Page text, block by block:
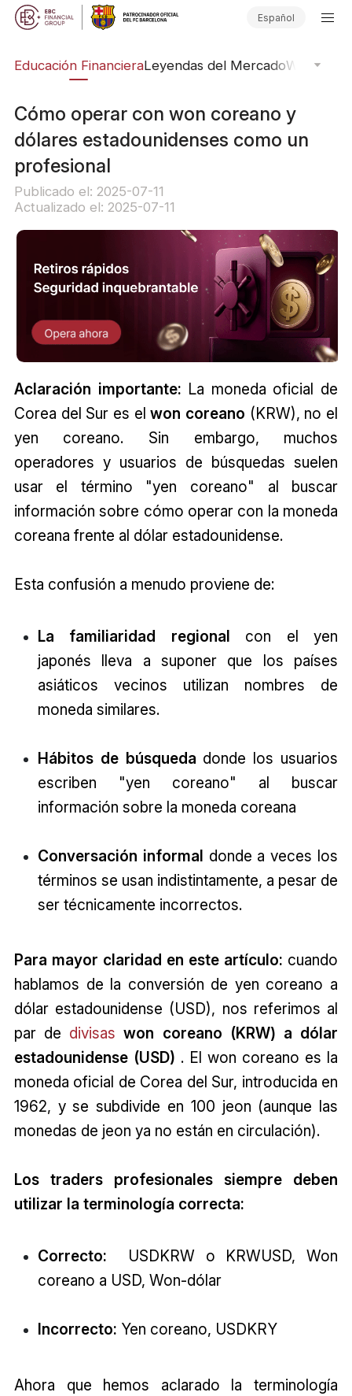
Español
Educación FinancieraLeyendas del MercadoWebinars
Cómo operar con won coreano y
dólares estadounidenses como un
profesional
Publicado el: 2025-07-11
Actualizado el: 2025-07-11
Aclaración importante: La moneda oficial de
Corea del Sur es elwon coreano (KRW), no el
yen coreano. Sin embargo, muchos
operadores y usuarios de búsquedas suelen
usar el término "yen coreano" al buscar
información sobre cómo operar con la moneda
coreana frente al dólar estadounidense.
Esta confusión a menudo proviene de:
La familiaridad regional con el yen
japonés lleva a suponer que los países
asiáticos vecinos utilizan nombres de
moneda similares.
Hábitos de búsqueda donde los usuarios
escriben "yen coreano" al buscar
información sobre la moneda coreana
Conversación informal donde a veces los
términos se usan indistintamente, a pesar de
ser técnicamente incorrectos.
Para mayor claridad en este artículo: cuando
hablamos de la conversión de yen coreano a
dólar estadounidense (USD), nos referimos al
par de divisas won coreano (KRW) a dólar
estadounidense (USD) . El won coreano es la
moneda oficial de Corea del Sur, introducida en
1962, y se subdivide en 100 jeon (aunque las
monedas de jeon ya no están en circulación).
Los traders profesionales siempre deben
utilizar la terminología correcta:
Correcto: USDKRW o KRWUSD, Won
coreano a USD, Won-dólar
Incorrecto: Yen coreano, USDKRY
Ahora que hemos aclarado la terminología